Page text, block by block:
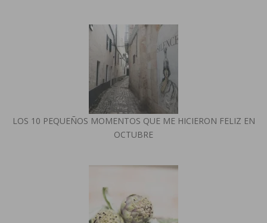
LOS 10 PEQUEÑOS MOMENTOS QUE ME HICIERON FELIZ EN
OCTUBRE